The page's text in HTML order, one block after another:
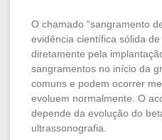
O chamado “sangramento
evidência científica sólida
diretamente pela
sangramentos no início da
comuns e podem ocorrer
evoluem normalmente. O
depende da evolução do
ultrassonografia.